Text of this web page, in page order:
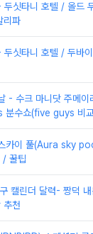
두싯타니 호텔 / 올드
리파
두싯타니 호텔 / 두바
- 수크 마니닷 주메
분수쇼(five guys 비
카이 풀(Aura sky
/ 꿀팁
캘린더 달력- 짱덕
추천